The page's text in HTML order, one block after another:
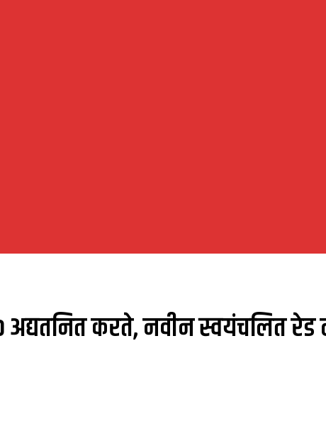
करते, नवीन स्वयंचलित रेड